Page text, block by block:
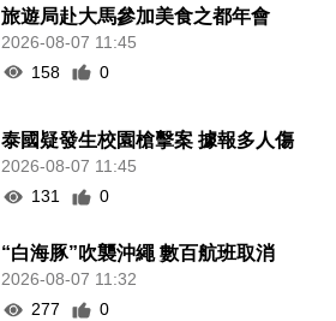
旅遊局赴大馬參加美食之都年會
2026-08-07 11:45
158
0
泰國疑發生校園槍擊案 據報多人傷
2026-08-07 11:45
131
0
“白海豚”吹襲沖繩 數百航班取消
2026-08-07 11:32
277
0